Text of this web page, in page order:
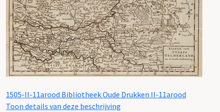
1505-II-11arood Bibliotheek Oude Drukken II-11arood
Toon details van deze beschrijving